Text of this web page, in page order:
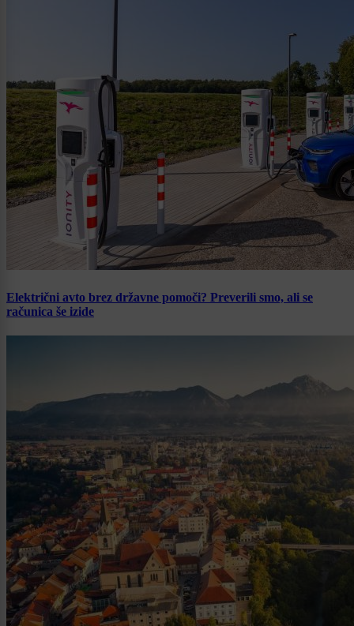
Električni avto brez državne pomoči? Preverili smo, ali se
računica še izide